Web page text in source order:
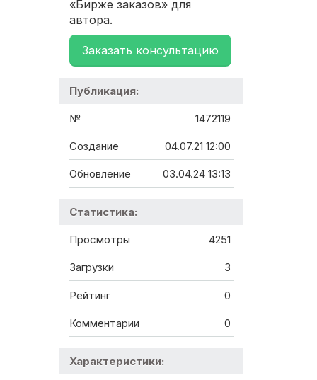
«Бирже заказов» для
автора.
Заказать консультацию
Публикация:
№ 1472119
Создание 04.07.21 12:00
Обновление 03.04.24 13:13
Статистика:
Просмотры 4251
Загрузки 3
Рейтинг 0
Комментарии 0
Характеристики: